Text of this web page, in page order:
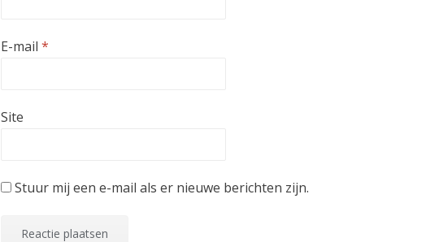
E-mail *
Site
Stuur mij een e-mail als er nieuwe berichten zijn.